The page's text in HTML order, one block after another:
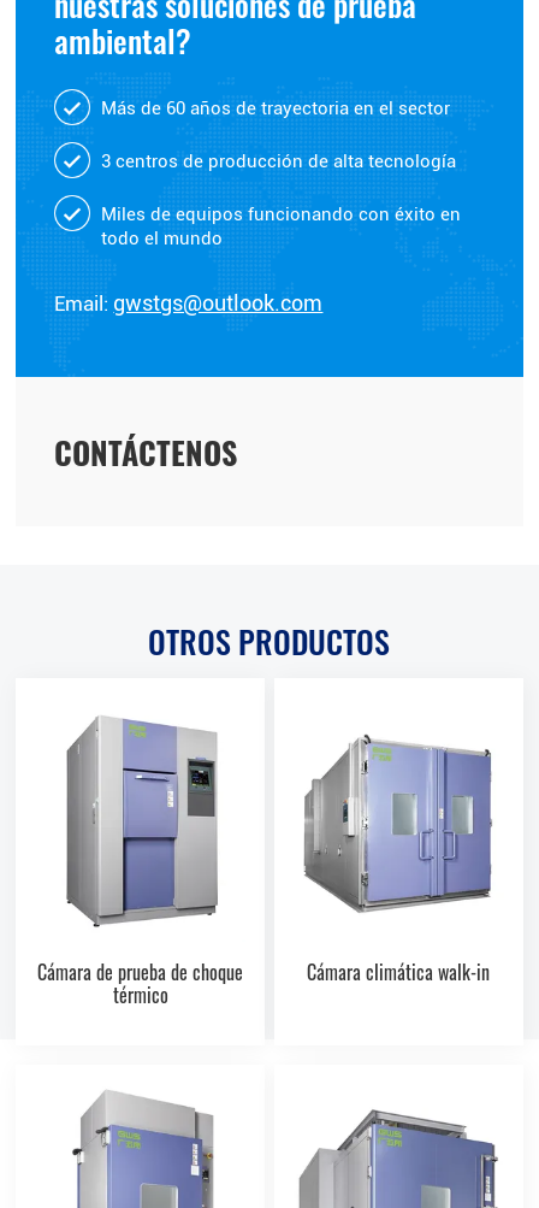
ambiental?
Más de 60 años de trayectoria en el sector
3 centros de producción de alta tecnología
Miles de equipos funcionando con éxito en
todo el mundo
Email: gwstgs@outlook.com
CONTÁCTENOS
OTROS PRODUCTOS
Cámara de prueba de choque
térmico
Cámara climática walk-in